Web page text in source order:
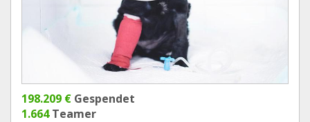
198.209 € Gespendet
1.664Teamer